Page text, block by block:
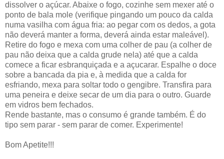
dissolver o açúcar. Abaixe o fogo, cozinhe sem mexer até o
ponto de bala mole (verifique pingando um pouco da calda
numa vasilha com água fria: ao pegar com os dedos, a gota
não deverá manter a forma, deverá ainda estar maleável).
Retire do fogo e mexa com uma colher de pau (a colher de
pau não deixa que a calda grude nela) até que a calda
comece a ficar esbranquiçada e a açucarar. Espalhe o doce
sobre a bancada da pia e, à medida que a calda for
esfriando, mexa para soltar todo o gengibre. Transfira para
uma peneira e deixe secar de um dia para o outro. Guarde
em vidros bem fechados.
Rende bastante, mas o consumo é grande também. É do
tipo sem parar - sem parar de comer. Experimente!
Bom Apetite!!!